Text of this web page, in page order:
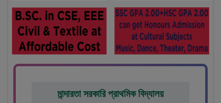
মান্দারতা সরকারি প্রাথমিক বিদ্যালয়